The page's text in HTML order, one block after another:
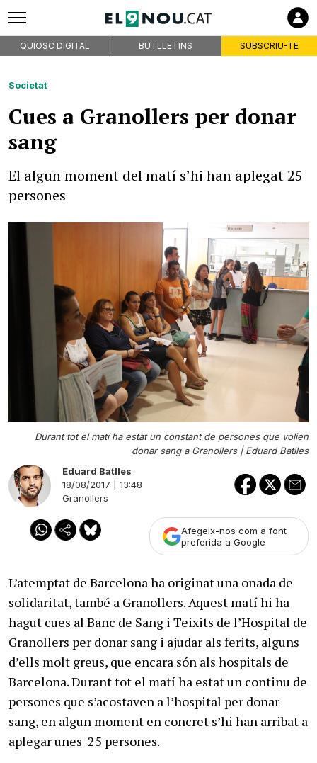
QUIOSC DIGITAL BUTLLETINS SUBSCRIU-TE
Societat
Cues a Granollers per donar
sang
El algun moment del matí s’hi han aplegat 25
persones
Durant tot el matí ha estat un constant de persones que volien
donar sang a Granollers |Eduard Batlles
Eduard Batlles
18/08/2017 | 13:48
Granollers
Afegeix-nos com a font
preferida a Google
L’atemptat de Barcelona ha originat una onada de
solidaritat, també a Granollers. Aquest matí hi ha
hagut cues al Banc de Sang i Teixits de l’Hospital de
Granollers per donar sang i ajudar als ferits, alguns
d’ells molt greus, que encara són als hospitals de
Barcelona. Durant tot el matí ha estat un continu de
persones que s’acostaven a l’hospital per donar
sang, en algun moment en concret s’hi han arribat a
aplegar unes 25 persones.